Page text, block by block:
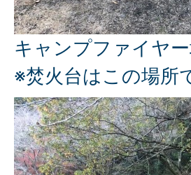
キャンプファイヤ
※焚火台はこの場所